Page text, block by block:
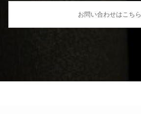
お問い合わせはこちら